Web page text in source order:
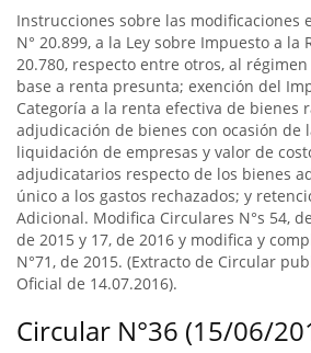
Instrucciones sobre las modificaciones
N° 20.899, a la Ley sobre Impuesto a la
20.780, respecto entre otros, al
base a renta presunta; exención del
Categoría a la renta efectiva de bienes
adjudicación de bienes con ocasión de
liquidación de empresas y valor de
adjudicatarios respecto de los bienes
único a los gastos rechazados; y
Adicional. Modifica Circulares N°s 54,
de 2015 y 17, de 2016 y modifica y
N°71, de 2015. (Extracto de Circular
Oficial de 14.07.2016).
Circular N°36 (15/06/